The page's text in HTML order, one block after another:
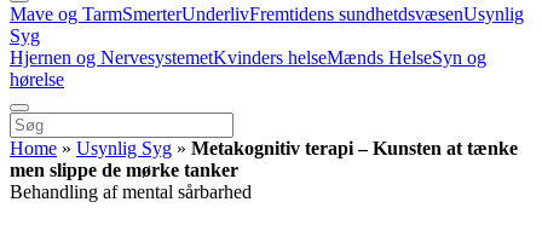
Mave og TarmSmerterUnderlivFremtidens sundhetdsvæsenUsynlig
Syg
Hjernen og NervesystemetKvinders helseMænds HelseSyn og
hørelse
Home » Usynlig Syg » Metakognitiv terapi – Kunsten at tænke
men slippe de mørke tanker
Behandling af mental sårbarhed